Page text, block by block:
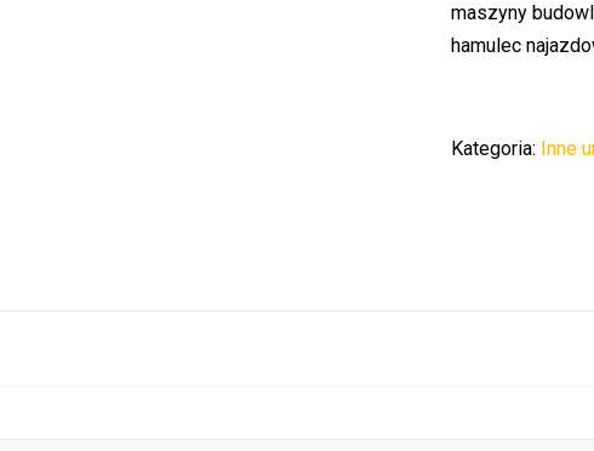
maszyny
hamulec
Kategoria: Inne